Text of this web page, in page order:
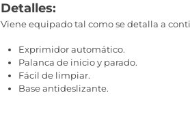
Detalles:
Viene equipado tal como se detalla a
Exprimidor automático.
Palanca de inicio y parado.
Fácil de limpiar.
Base antideslizante.